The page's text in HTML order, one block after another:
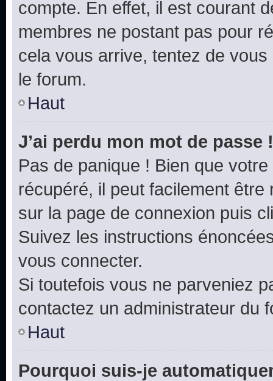
compte. En effet, il est courant
membres ne postant pas pour
cela vous arrive, tentez de
le forum.
Haut
J’ai perdu mon mot de passe !
Pas de panique ! Bien que
récupéré, il peut facilement
sur la page de connexion puis
Suivez les instructions
vous connecter.
Si toutefois vous ne parveniez
contactez un administrateur du
Haut
Pourquoi suis-je